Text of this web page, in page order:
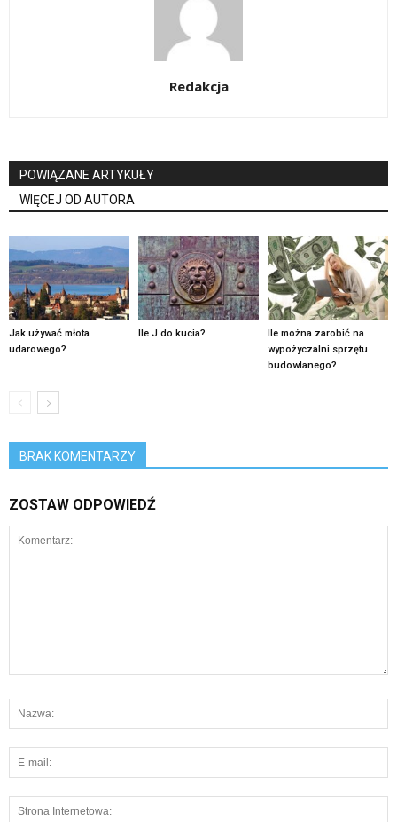
Redakcja
POWIĄZANE ARTYKUŁY
WIĘCEJ OD AUTORA
Jak używać młota
udarowego?
Ile J do kucia?
Ile można zarobić na
wypożyczalni sprzętu
budowlanego?
BRAK KOMENTARZY
ZOSTAW ODPOWIEDŹ